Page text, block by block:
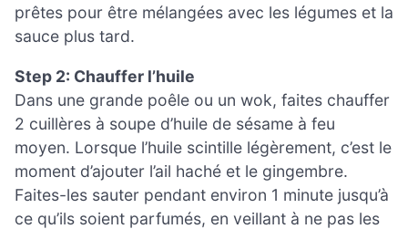
prêtes pour être mélangées avec les légumes et la
sauce plus tard.
Step 2: Chauffer l’huile
Dans une grande poêle ou un wok, faites chauffer
2 cuillères à soupe d’huile de sésame à feu
moyen. Lorsque l’huile scintille légèrement, c’est le
moment d’ajouter l’ail haché et le gingembre.
Faites-les sauter pendant environ 1 minute jusqu’à
ce qu’ils soient parfumés, en veillant à ne pas les